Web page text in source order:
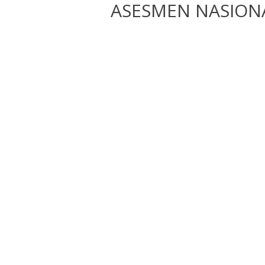
ASESMEN